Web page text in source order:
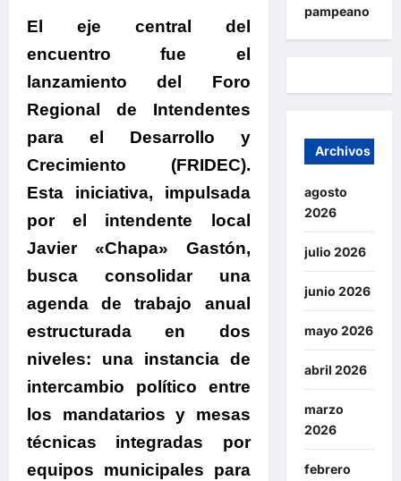
El eje central del
encuentro fue el
lanzamiento del Foro
Regional de Intendentes
para el Desarrollo y
Crecimiento (FRIDEC).
Esta iniciativa, impulsada
por el intendente local
Javier «Chapa» Gastón,
busca consolidar una
agenda de trabajo anual
estructurada en dos
niveles: una instancia de
intercambio político entre
los mandatarios y mesas
técnicas integradas por
equipos municipales para
pampeano
Archivos
agosto
2026
julio 2026
junio 2026
mayo 2026
abril 2026
marzo
2026
febrero